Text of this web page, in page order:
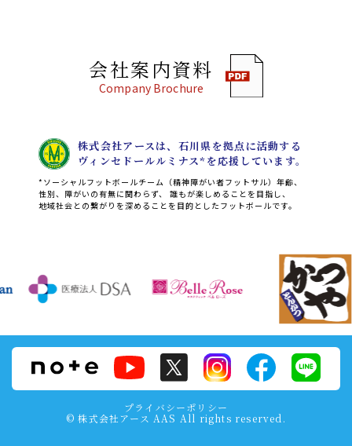
会社案内資料
株式会社アースは、石川県を拠点に活動する
ヴィンセドールルミナス*を応援しています。
*ソーシャルフットボールチーム（精神障がい者フットサル）年齢、
性別、障がいの有無に関わらず、
誰もが楽しめることを目指し、
地域社会との繋がりを深めることを目的としたフットボールです。
プライバシーポリシー
© 株式会社アース AAS All rights reserved.